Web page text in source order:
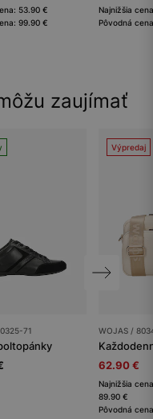
53.90 €
99.90 €
Najnižšia
Pôvodná
zaujímať
71
Výpredaj
WOJAS /
62.90 €
Najnižšia
89.90 €
Pôvodná